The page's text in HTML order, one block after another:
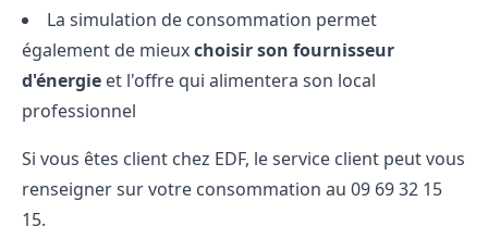
La simulation de consommation permet
également de mieuxchoisir son fournisseur
d'énergie et l'offre qui alimentera son local
professionnel
Si vous êtes client chez EDF, le service client peut vous
renseigner sur votre consommation au 09 69 32 15
15.